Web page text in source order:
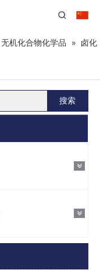
无机化合物化学品 » 卤化
搜索